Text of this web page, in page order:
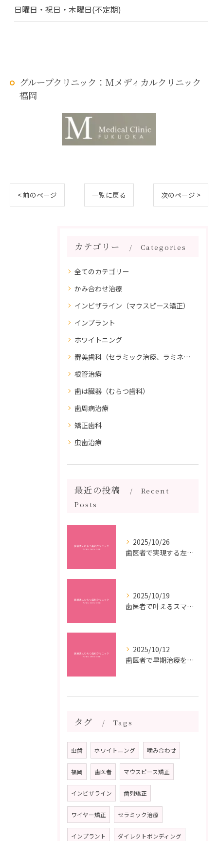
日曜日・祝日・木曜日(不定期)
グループクリニック：Mメディカルクリニック
福岡
< 前のページ 一覧に戻る 次のページ >
カテゴリー Categories
全てのカテゴリー
かみ合わせ治療
インビザライン（マウスピース矯正）
インプラント
ホワイトニング
審美歯科（セラミック治療、ラミネートべニア、ダイレクトボンディング）
根管治療
歯は臓器（むらつ歯科）
歯周病治療
矯正歯科
虫歯治療
最近の投稿
Recent
Posts
2025/10/26
歯医者で実現する左右対称治療のポイントと矯正治療選びの疑問解決ガイド
2025/10/19
歯医者で叶えるスマイルメイクオーバーなら福岡県福岡市博多区博多駅前の最新矯正治療解説
2025/10/12
歯医者で早期治療を受けるメリットと虫歯悪化を防ぐ最短ステップ
タグ Tags
虫歯 ホワイトニング 噛み合わせ
福岡 歯医者 マウスピース矯正
インビザライン 歯列矯正
ワイヤー矯正 セラミック治療
インプラント ダイレクトボンディング